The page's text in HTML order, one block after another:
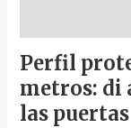
Perfil
metros: di
las puertas